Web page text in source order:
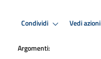
Condividi Vedi azioni
Argomenti: